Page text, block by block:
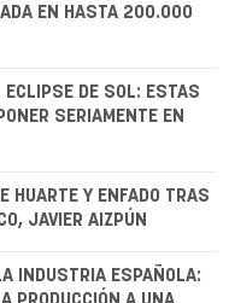
EN HASTA 200.000
ECLIPSE DE SOL: ESTAS
SERIAMENTE EN
HUARTE Y ENFADO TRAS
JAVIER AIZPÚN
INDUSTRIA ESPAÑOLA: